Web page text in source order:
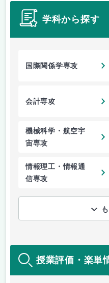
学科から探す
国際関係学専攻
会計専攻
機械科学・航空宇
宙専攻
情報理工・情報通
信専攻
授業評価・楽単